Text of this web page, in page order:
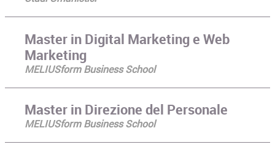
Master in Digital Marketing e Web
Marketing
MELIUSform Business School
Master in Direzione del Personale
MELIUSform Business School